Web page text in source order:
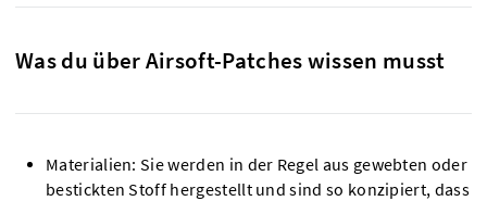
Was du über Airsoft-Patches wissen musst
Materialien: Sie werden in der Regel aus gewebten oder
bestickten Stoff hergestellt und sind so konzipiert, dass